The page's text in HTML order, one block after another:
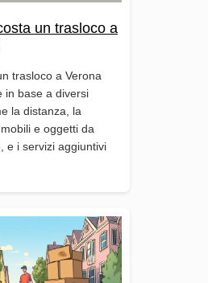
un trasloco a
trasloco a Verona
in base a diversi
la distanza, la
e oggetti da
e i servizi aggiuntivi